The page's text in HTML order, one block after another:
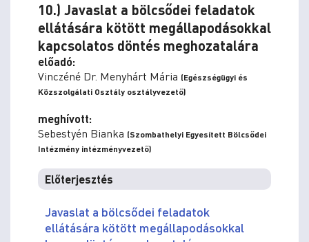
10.) Javaslat a bölcsődei feladatok
ellátására kötött megállapodásokkal
kapcsolatos döntés meghozatalára
előadó:
Vinczéné Dr. Menyhárt Mária (Egészségügyi és
Közszolgálati Osztály osztályvezető)
meghívott:
Sebestyén Bianka (Szombathelyi Egyesített Bölcsődei
Intézmény intézményvezető)
Előterjesztés
Javaslat a bölcsődei feladatok
ellátására kötött megállapodásokkal